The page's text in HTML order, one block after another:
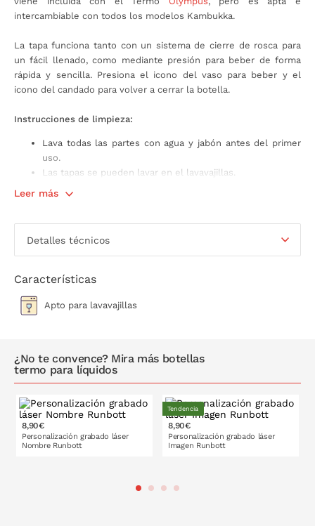
intercambiable con todos los modelos Kambukka.
La tapa funciona tanto con un sistema de cierre de rosca para
un fácil llenado, como mediante presión para beber de forma
rápida y sencilla. Presiona el icono del vaso para beber y el
icono del candado para volver a cerrar la botella.
Instrucciones de limpieza:
Lava todas las partes con agua y jabón antes del primer
uso.
Las tapas se pueden lavar en el lavavajillas.
Pon el botón de la tapa en la posición de cerrado. Aprieta
Presiona hacia abajo con los pulgares en las pares
Guardar siempre el producto sin la tapa.
Gracias a su tecnología Snapclean®, sólo tienes que pellizcar y
tirar para retirar el mecanismo interno en una sola pieza.
Leer más
Detalles técnicos
Características
Apto para lavavajillas
¿No te convence? Mira más botellas
termo para líquidos
8,90€
Personalización grabado láser
Nombre Runbott
Tendencia
8,90€
Personalización grabado láser
Imagen Runbott